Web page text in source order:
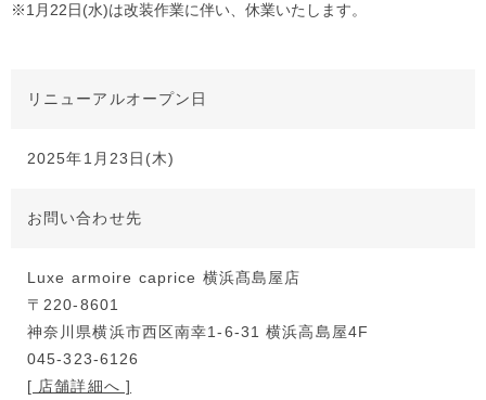
※1月22日(水)は改装作業に伴い、休業いたします。
リニューアルオープン日
2025年1月23日(木)
お問い合わせ先
Luxe armoire caprice 横浜髙島屋店
〒220-8601
神奈川県横浜市西区南幸1-6-31 横浜高島屋4F
045-323-6126
[ 店舗詳細へ ]